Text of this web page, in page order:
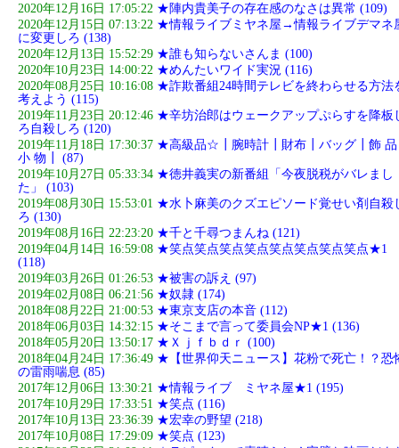
2020年12月16日 17:05:22 ★陣内貴美子の存在感のなさは異常 (109)
2020年12月15日 07:13:22 ★情報ライブミヤネ屋→情報ライブデマネ
に変更しろ (138)
2020年12月13日 15:52:29 ★誰も知らないさんま (100)
2020年10月23日 14:00:22 ★めんたいワイド実況 (116)
2020年08月25日 10:16:08 ★詐欺番組24時間テレビを終わらせる方法
考えよう (115)
2019年11月23日 20:12:46 ★辛坊治郎はウェークアップぷらすを降板
ろ自殺しろ (120)
2019年11月18日 17:30:37 ★高級品☆┃腕時計┃財布┃バッグ┃飾
小 物┃ (87)
2019年10月27日 05:33:34 ★徳井義実の新番組「今夜脱税がバレまし
た」 (103)
2019年08月30日 15:53:01 ★水卜麻美のクズエピソード覚せい剤自殺
ろ (130)
2019年08月16日 22:23:20 ★千と千尋つまんね (121)
2019年04月14日 16:59:08 ★笑点笑点笑点笑点笑点笑点笑点笑点★1
(118)
2019年03月26日 01:26:53 ★被害の訴え (97)
2019年02月08日 06:21:56 ★奴隷 (174)
2018年08月22日 21:00:53 ★東京支店の本音 (112)
2018年06月03日 14:32:15 ★そこまで言って委員会NP★1 (136)
2018年05月20日 13:50:17 ★Ｘｊｆｂｄｒ (100)
2018年04月24日 17:36:49 ★【世界仰天ニュース】花粉で死亡！？恐
の雷雨喘息 (85)
2017年12月06日 13:30:21 ★情報ライブ ミヤネ屋★1 (195)
2017年10月29日 17:33:51 ★笑点 (116)
2017年10月13日 23:36:39 ★宏幸の野望 (218)
2017年10月08日 17:29:09 ★笑点 (123)